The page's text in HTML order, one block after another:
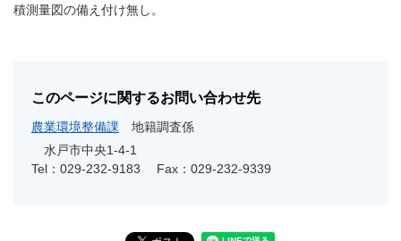
積測量図の備え付け無し。
このページに関するお問い合わせ先
農業環境整備課
地籍調査係
水戸市中央1-4-1
Tel：029-232-9183
Fax：029-232-9339